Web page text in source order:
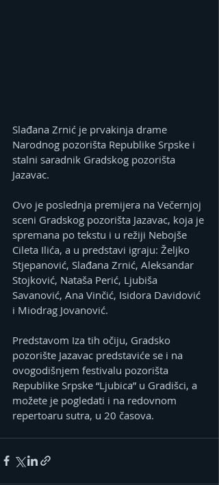
Slađana Zrnić je prvakinja drame
Narodnog pozorišta Republike Srpske i
stalni saradnik Gradskog pozorišta
Jazavac.
Ovo je poslednja premijera na Večernjoj
sceni Gradskog pozorišta Jazavac, koja je
spremana po tekstu i u režiji Nebojše
Cileta Ilića, a u predstavi igraju: Željko
Stjepanović, Slađana Zrnić, Aleksandar
Stojković, Nataša Perić, Ljubiša
Savanović, Ana Vinčić, Isidora Davidović
i Miodrag Jovanović.
Predstavom Iza tih očiju, Gradsko
pozorište Jazavac predstaviće se i na
ovogodišnjem festivalu pozorišta
Republike Srpske “Ljubica” u Gradišci, a
možete je pogledati i na redovnom
repertoaru sutra, u 20 časova.